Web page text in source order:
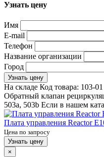
Узнать цену
Имя
E-mail
Телефон
Название организации
Город
Узнать цену
На складе Код товара: 103-01
Обратный клапан
503a, 503b Если в нашем
Плата управления Reactor
Цена по запросу
Узнать цену
×